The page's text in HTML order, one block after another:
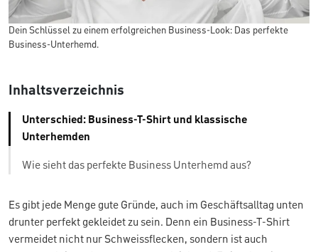
Dein Schlüssel zu einem erfolgreichen Business-Look: Das perfekte
Business-Unterhemd.
Inhaltsverzeichnis
Unterschied: Business-T-Shirt und klassische
Unterhemden
Wie sieht das perfekte Business Unterhemd aus?
Es gibt jede Menge gute Gründe, auch im Geschäftsalltag unten
drunter perfekt gekleidet zu sein. Denn ein Business-T-Shirt
vermeidet nicht nur Schweissflecken, sondern ist auch